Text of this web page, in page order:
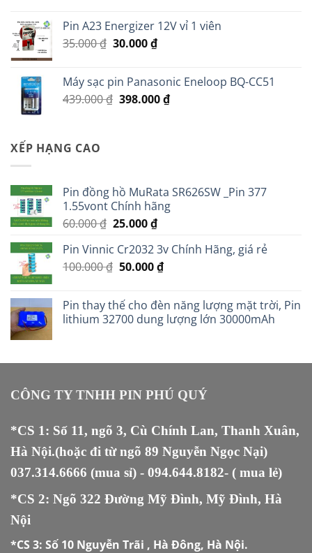
25.000 ₫. là:
20.000 ₫.
Pin A23 Energizer 12V vỉ 1 viên
35.000₫ Giá
35.000 ₫.
30.000₫Giá
là:
30.000 ₫.
Máy sạc pin Panasonic Eneloop BQ-CC51
439.000₫ Giá
398.000₫Giá
XẾP HẠNG CAO
Pin đồng hồ MuRata SR626SW _Pin 377
1.55vont Chính hãng
60.000₫ Giá
là:
60.000 ₫.
25.000₫Giá
tại
là:
Pin Vinnic Cr2032 3v Chính Hãng, giá rẻ
100.000₫ Giá
100.000 ₫.
50.000₫Giá
là:
50.000 ₫.
Pin thay thế cho đèn năng lượng mặt trời, Pin
lithium 32700 dung lượng lớn 30000mAh
CÔNG TY TNHH PIN PHÚ QUÝ
*CS 1: Số 11, ngõ 3, Cù Chính Lan, Thanh Xuân,
Hà Nội.(hoặc đi từ ngõ 89 Nguyễn Ngọc Nại)
037.314.6666 (mua sỉ) - 094.644.8182- ( mua lẻ)
*CS 2: Ngõ 322 Đường Mỹ Đình, Mỹ Đình, Hà
Nội
*CS 3: Số 10 Nguyễn Trãi , Hà Đông, Hà Nội.